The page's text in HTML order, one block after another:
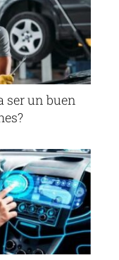
ser un buen